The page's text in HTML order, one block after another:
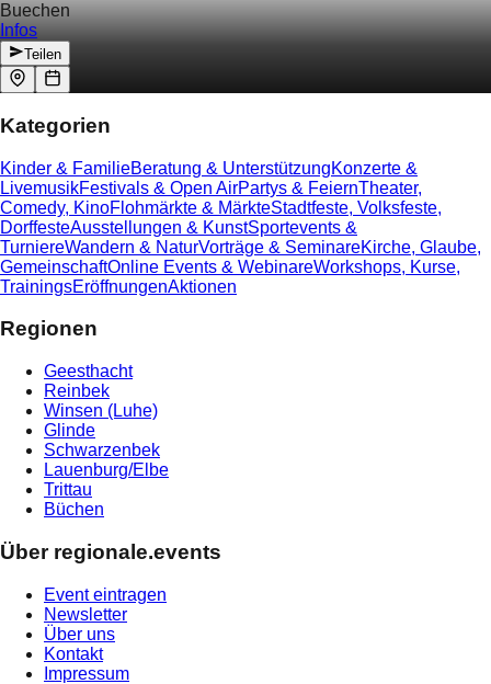
Buechen
Infos
Teilen
Kategorien
Kinder & FamilieBeratung & UnterstützungKonzerte &
LivemusikFestivals & Open AirPartys & FeiernTheater,
Comedy, KinoFlohmärkte & MärkteStadtfeste, Volksfeste,
DorffesteAusstellungen & KunstSportevents &
TurniereWandern & NaturVorträge & SeminareKirche, Glaube,
GemeinschaftOnline Events & WebinareWorkshops, Kurse,
TrainingsEröffnungenAktionen
Regionen
Geesthacht
Reinbek
Winsen (Luhe)
Glinde
Schwarzenbek
Lauenburg/Elbe
Trittau
Büchen
Über regionale.events
Event eintragen
Newsletter
Über uns
Kontakt
Impressum